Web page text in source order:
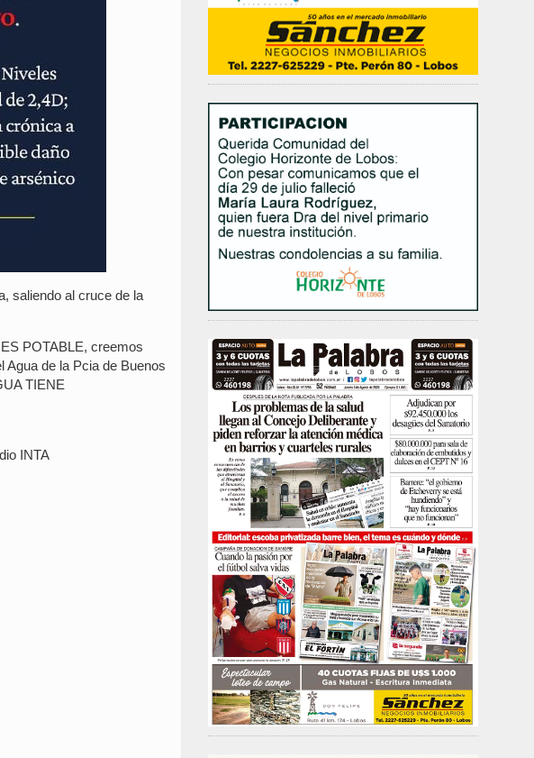
saliendo al cruce de la
POTABLE, creemos
Agua de la Pcia de Buenos
TIENE
INTA